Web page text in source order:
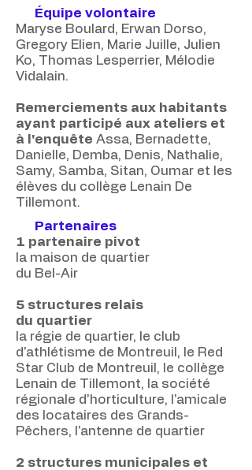
Équipe volontaire
Maryse Boulard, Erwan Dorso,
Gregory Elien, Marie Juille, Julien
Ko, Thomas Lesperrier, Mélodie
Vidalain.
Remerciements aux habitants
ayant participé aux ateliers et
à l'enquête Assa, Bernadette,
Danielle, Demba, Denis, Nathalie,
Samy, Samba, Sitan, Oumar et les
élèves du collège Lenain De
Tillemont.
Partenaires
1 partenaire pivot
la maison de quartier
du Bel-Air
5 structures relais
du quartier
la régie de quartier, le club
d'athlétisme de Montreuil, le Red
Star Club de Montreuil, le collège
Lenain de Tillemont, la société
régionale d'horticulture, l'amicale
des locataires des Grands-
Pêchers, l'antenne de quartier
2 structures municipales et